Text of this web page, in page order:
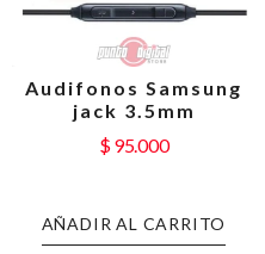
Audifonos Samsung
jack 3.5mm
$95.000
AÑADIR AL CARRITO